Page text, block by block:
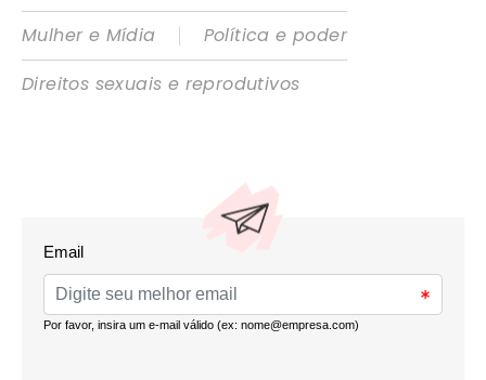
Mulher e Mídia
|
Política e poder
Direitos sexuais e reprodutivos